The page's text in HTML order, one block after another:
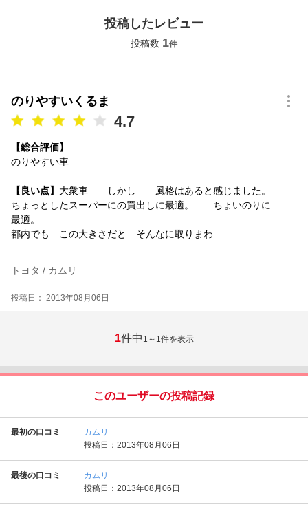
投稿したレビュー
投稿数 1件
のりやすいくるま
4.7
【総合評価】
のりやすい車
【良い点】 大衆車 しかし 風格はあると感じました。
ちょっとしたスーパーにの買出しに最適。 ちょいのりに
最適。
都内でも この大きさだと そんなに取りまわ
トヨタ / カムリ
投稿日： 2013年08月06日
1件中 1～1件を表示
このユーザーの投稿記録
最初の口コミ
カムリ
投稿日：2013年08月06日
最後の口コミ
カムリ
投稿日：2013年08月06日